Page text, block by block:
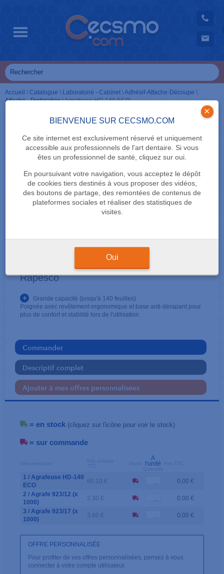
BIENVENUE SUR CECSMO.COM
Ce site internet est exclusivement réservé et uniquement
accessible aux professionnels de l'art dentaire. Si vous
êtes un professionnel de santé, cliquez sur oui.
En poursuivant votre navigation, vous acceptez le dépôt
de cookies tiers destinés à vous proposer des vidéos,
des boutons de partage, des remontées de contenus de
plateformes sociales et réaliser des statistiques de
visites.
×
Oui
Accueil \ Catalogue \ Laboratoire - Cabinet \Adhésif-Attache-Découpe \
Attache - Perforation\Agrafeuse HD-140 ECO
Agrafeuse HD-140 ECO
Rapesco
+
Grande capacité (jusqu'à 140 feuilles)
Poignée avec revêtement ergonomique et base anti-dérapant pour
plus de confort et stabilité lors de l'utilisation
Commander
Descriptif complet
Ajouter à mes offres personnalisées
= en stock (cliquez sur l'icône pour voir le stock)
= sur commande
A
l'unité
1 / Agrafeuse HD-140
ECO
60.10 €
0.00 €
2 / Agrafe 923/12 (x
1000)
2.30 €
0.00 €
3 / Agrafe 923/17 (x
1000)
3.60 € 0.00 €
OFFRE PERSONNALISÉE
Pour profiter de vos offres personnalisées, pensez à vous
connecter à votre compte utilisateur.